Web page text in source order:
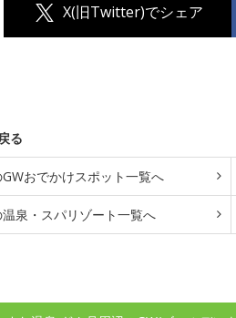
X(旧Twitter)でシェア
る
おでかけスポット一覧へ
泉・スパリゾート一覧へ